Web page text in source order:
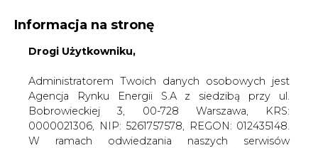
KONTAKT:
WYDAWCA PORTALU:
WYSOKI KONTRAST WIELKOŚĆ TEKSTU A A
ZALOGUJ SIĘ
Informacja na stronę
Drogi Użytkowniku,
Administratorem Twoich danych osobowych jest
Agencja Rynku Energii S.A z siedzibą przy ul.
Bobrowieckiej 3, 00-728 Warszawa, KRS:
0000021306, NIP: 5261757578, REGON: 012435148.
W ramach odwiedzania naszych serwisów